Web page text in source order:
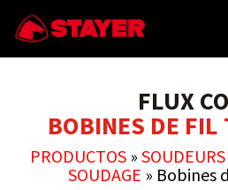
FLUX
BOBINES DE
PRODUCTOS» SOUDEURS
SOUDAGE » Bobines